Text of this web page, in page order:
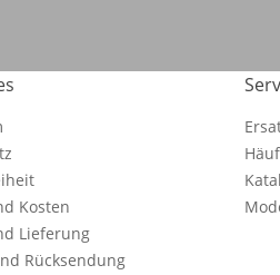
Kosten
Lieferung
Rücksendung